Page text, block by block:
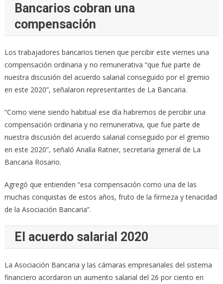
Bancarios cobran una
compensación
Los trabajadores bancarios tienen que percibir este viernes una
compensación ordinaria y no remunerativa “que fue parte de
nuestra discusión del acuerdo salarial conseguido por el gremio
en este 2020”, señalaron representantes de La Bancaria.
“Como viene siendo habitual ese día habremos de percibir una
compensación ordinaria y no remunerativa, que fue parte de
nuestra discusión del acuerdo salarial conseguido por el gremio
en este 2020”, señaló Analía Ratner, secretaria general de La
Bancaria Rosario.
Agregó que entienden “esa compensación como una de las
muchas conquistas de estos años, fruto de la firmeza y tenacidad
de la Asociación Bancaria”.
El acuerdo salarial 2020
La Asociación Bancaria y las cámaras empresariales del sistema
financiero acordaron un aumento salarial del 26 por ciento en